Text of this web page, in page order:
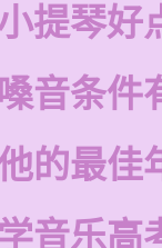
提琴好
音条件
的最佳
音乐高